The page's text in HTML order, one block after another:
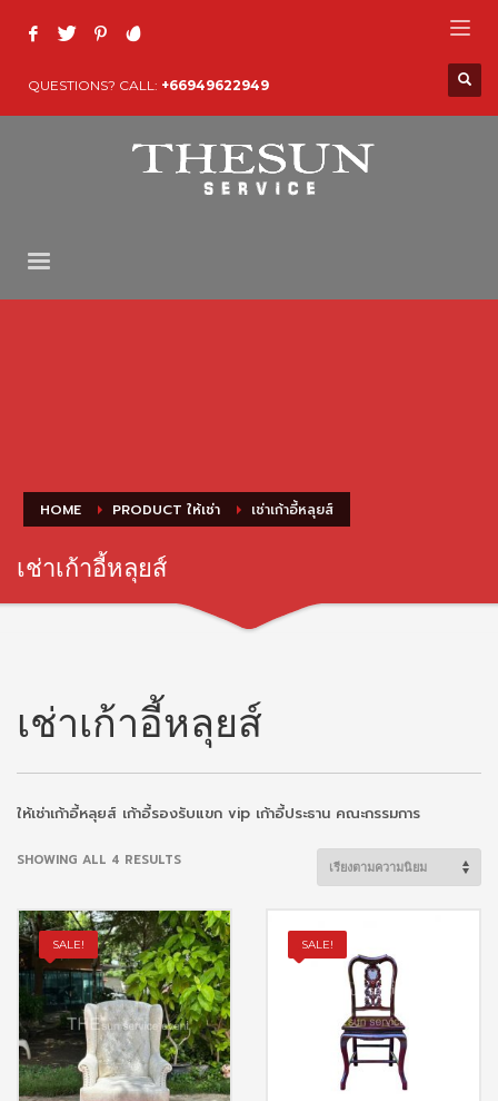
QUESTIONS? CALL: +66949622949
HOME PRODUCT ให้เช่า เช่าเก้าอี้หลุยส์
เช่าเก้าอี้หลุยส์
เช่าเก้าอี้หลุยส์
ให้เช่าเก้าอี้หลุยส์ เก้าอี้รองรับแขก vip เก้าอี้ประธาน คณะกรรมการ
SHOWING ALL 4 RESULTSSORTED
POPULARITY
SALE! SALE!